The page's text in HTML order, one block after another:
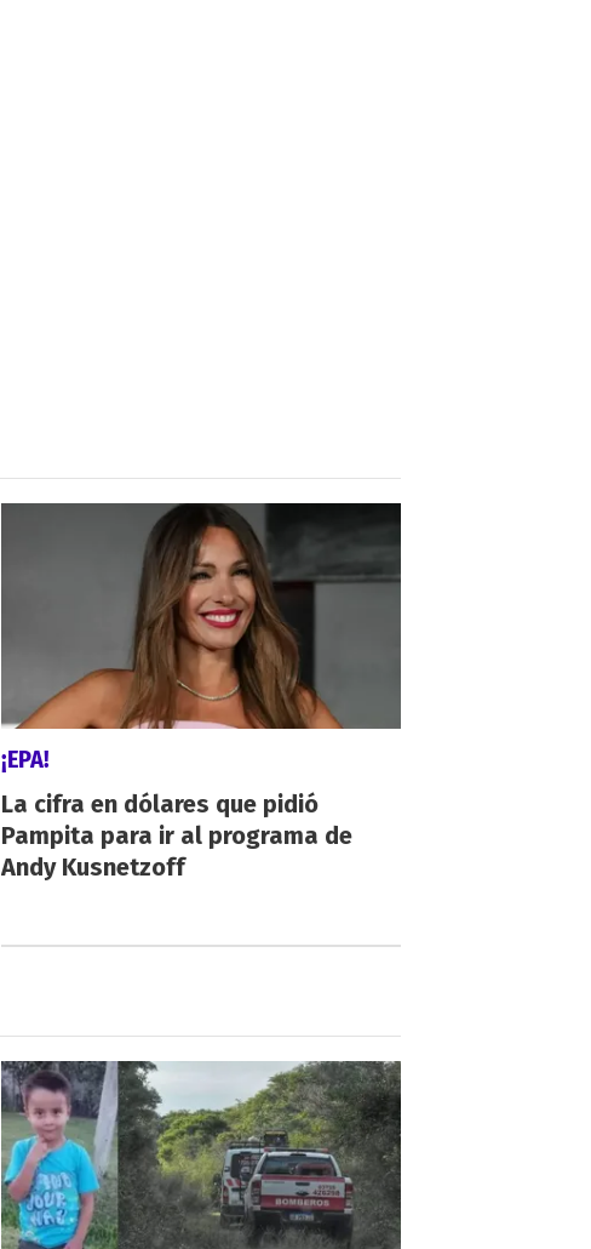
¡EPA!
La cifra en dólares que pidió
Pampita para ir al programa de
Andy Kusnetzoff